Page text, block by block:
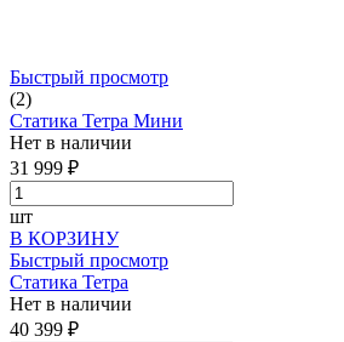
Быстрый просмотр
(2)
Статика Тетра Мини
Нет в наличии
31 999 ₽
шт
В КОРЗИНУ
Быстрый просмотр
Статика Тетра
Нет в наличии
40 399 ₽